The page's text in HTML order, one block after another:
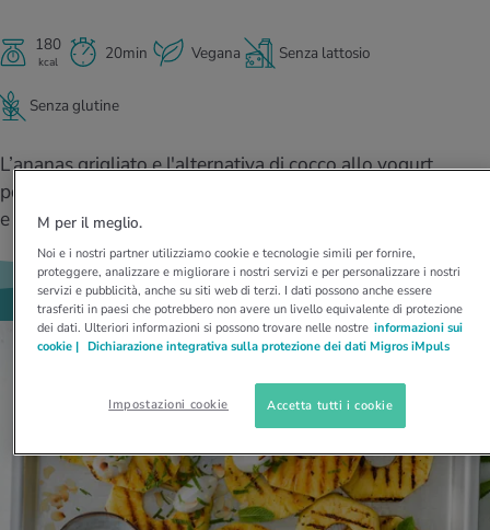
e intolleranze
D’ATTUALITÀ NELL’AMBITO ALIMENTAZIONE
Calcolatore BMI
Fabbisogno calorico
invernali
D’ATTUALITÀ NELL’AMBITO MOVIMENTO
Corsa & Jogging
D’ATTUALITÀ NELL’AMBITO RILASSAMENTO
Rilassamento attivo
delle donne
fisici
D’ATTUALITÀ NELL’AMBITO MEDICINA
Abbassare la pressione sanguigna
Dolori ai nervi
Offerte
Tool, test e quiz
180
kcal 20min Vegana Senza lattosio
Senza glutine
L’ananas grigliato e l'alternativa di cocco allo yogurt
portano in tavola il profumo dei Caraibi. Un dessert facile
e veloce, vegan, senza lattosio né glutine.
M per il meglio.
Noi e i nostri partner utilizziamo cookie e tecnologie simili per fornire,
proteggere, analizzare e migliorare i nostri servizi e per personalizzare i nostri
servizi e pubblicità, anche su siti web di terzi. I dati possono anche essere
trasferiti in paesi che potrebbero non avere un livello equivalente di protezione
dei dati. Ulteriori informazioni si possono trovare nelle nostre informazioni sui
cookie | Dichiarazione integrativa sulla protezione dei dati Migros iMpuls
Impostazioni cookie Accetta tutti i cookie